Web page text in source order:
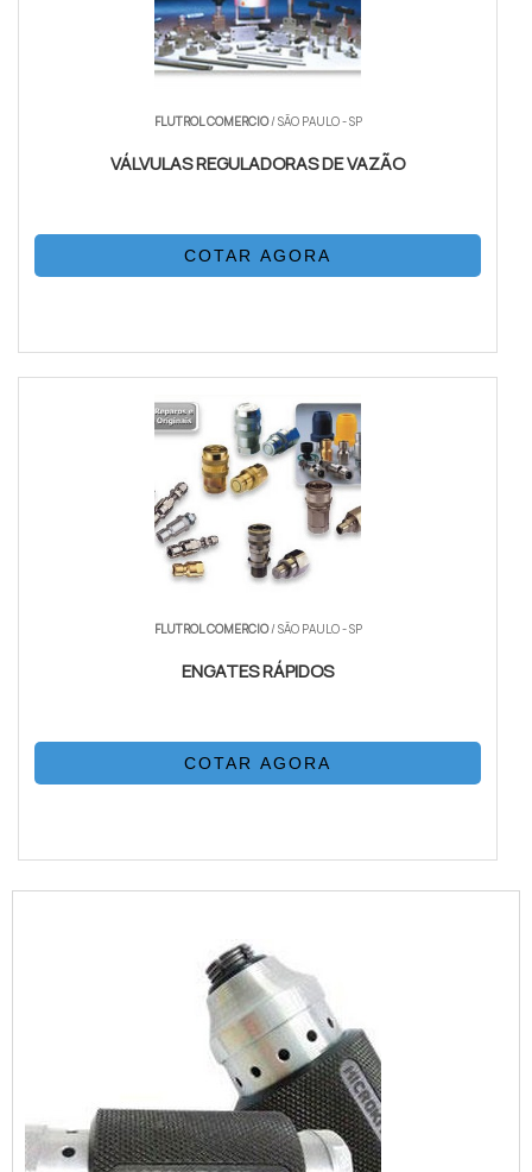
FLUTROL COMERCIO/ SÃO PAULO - SP
VÁLVULAS REGULADORAS DE VAZÃO
COTAR AGORA
FLUTROL COMERCIO/ SÃO PAULO - SP
ENGATES RÁPIDOS
COTAR AGORA